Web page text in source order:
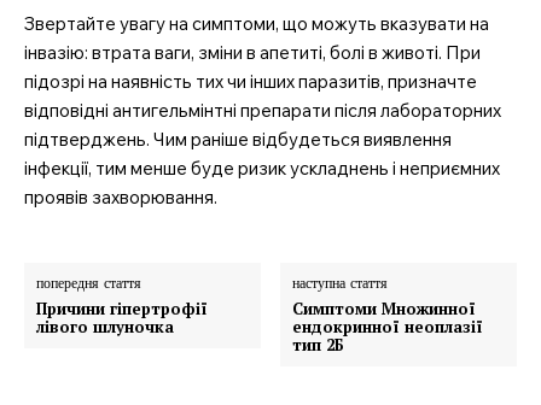
Звертайте увагу на симптоми, що можуть вказувати на
інвазію: втрата ваги, зміни в апетиті, болі в животі. При
підозрі на наявність тих чи інших паразитів, призначте
відповідні антигельмінтні препарати після лабораторних
підтверджень. Чим раніше відбудеться виявлення
інфекції, тим менше буде ризик ускладнень і неприємних
проявів захворювання.
попередня стаття
Причини гіпертрофії
лівого шлуночка
наступна стаття
Симптоми Множинної
ендокринної неоплазії
тип 2Б